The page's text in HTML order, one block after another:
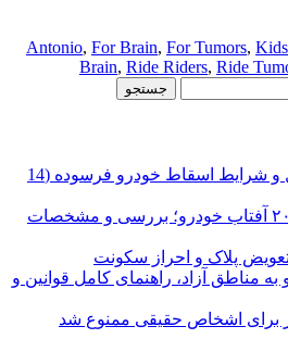
Antonio, For Brain, For Tumors,
Brain, Ride Riders, Ride
راهنمای کامل مراحل و شرایط اسقاط خودرو فرسوده (14
مزدا CX-30 مدل ۲۰۲۴ آفتاب خودرو؛ بررسی و مشخصات
پلاک و احراز سکونت
مناطق آزاد، راهنمای کامل قوانین و
برای اشخاص حقیقی ممنوع شد